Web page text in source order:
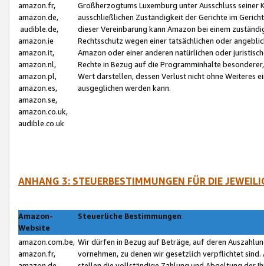
amazon.fr,
amazon.de,
audible.de,
amazon.ie
amazon.it,
amazon.nl,
amazon.pl,
amazon.es,
amazon.se,
amazon.co.uk,
audible.co.uk
Großherzogtums Luxemburg unter Ausschluss
ausschließlichen Zuständigkeit der Gerichte im
dieser Vereinbarung kann Amazon bei einem
Rechtsschutz wegen einer tatsächlichen oder
Amazon oder einer anderen natürlichen oder
Rechte in Bezug auf die Programminhalte
Wert darstellen, dessen Verlust nicht ohne Weiteres
ausgeglichen werden kann.
ANHANG 3: STEUERBESTIMMUNGEN FÜR DIE
Amazon-
Website
Steuerliche Bestimmungen
amazon.com.be,
amazon.fr,
Wir dürfen in Bezug auf Beträge, auf deren
vornehmen, zu denen wir gesetzlich verpflichtet